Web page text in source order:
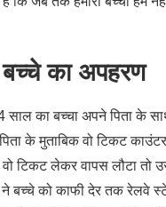
का अपहरण
साल का बच्चा अपने पिता के
के मुताबिक वो टिकट
टिकट लेकर वापस लौटा तो
ने बच्चे को काफी देर तक रेलवे